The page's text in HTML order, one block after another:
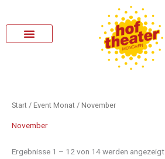
springen
Start / Event Monat / November
November
Ergebnisse 1 – 12 von 14 werden angezeigt